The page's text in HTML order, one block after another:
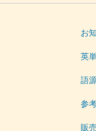
お
英
語
参
販